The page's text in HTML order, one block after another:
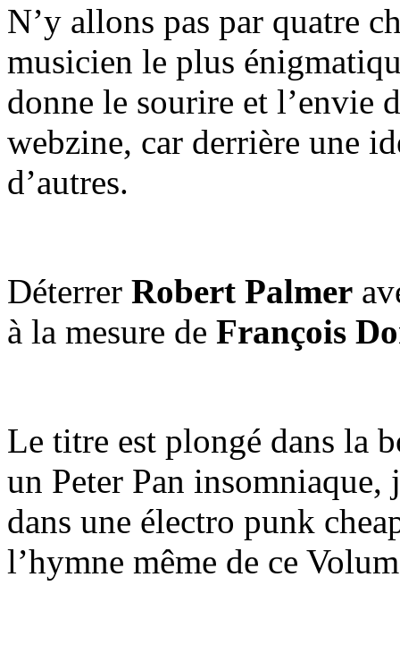
N’y allons pas par quatre
musicien le plus
donne le sourire et l’envie
webzine, car derrière une
d’autres.
Déterrer Robert Palmer
à la mesure de François
Le titre est plongé dans la
un Peter Pan insomniaque,
dans une électro punk
l’hymne même de ce